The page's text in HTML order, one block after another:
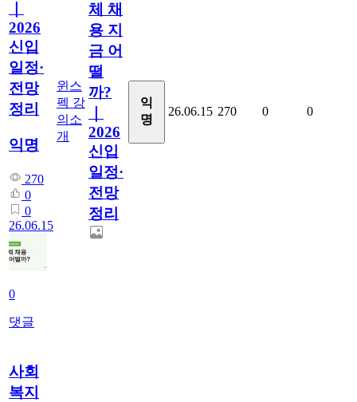
2026
신입
일정·
전망
정리
익명
270
0
0
26.06.15
0
댓글
윈스
펙 강
의소
개
체 채
용 지
금 어
떨
까?
2026
신입
일정·
전망
정리
익
명
26.06.15 270 0 0
사회
복지